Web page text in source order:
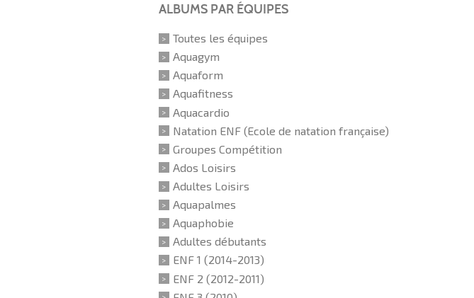
ALBUMS PAR ÉQUIPES
Toutes les équipes
Aquagym
Aquaform
Aquafitness
Aquacardio
Natation ENF (Ecole de natation française)
Groupes Compétition
Ados Loisirs
Adultes Loisirs
Aquapalmes
Aquaphobie
Adultes débutants
ENF 1 (2014-2013)
ENF 2 (2012-2011)